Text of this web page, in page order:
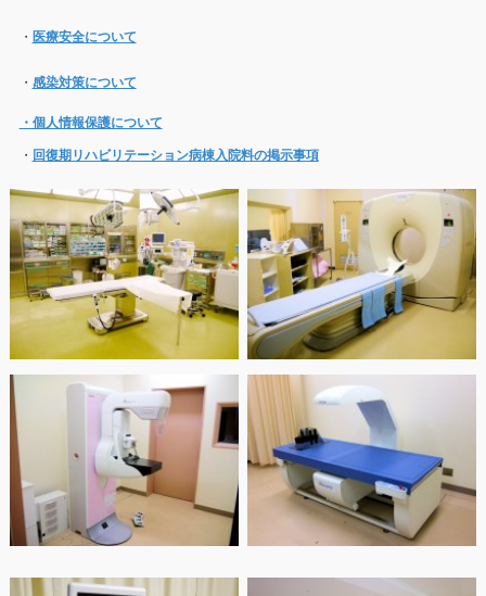
・ 医療安全について
・ 感染対策について
・個人情報保護について
・ 回復期リハビリテーション病棟入院料の掲示事項